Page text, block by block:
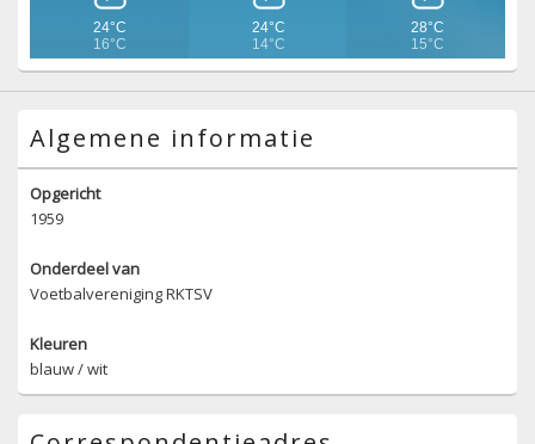
24°C
16°C
24°C
14°C
28°C
15°C
Algemene informatie
Opgericht
1959
Onderdeel van
Voetbalvereniging RKTSV
Kleuren
blauw / wit